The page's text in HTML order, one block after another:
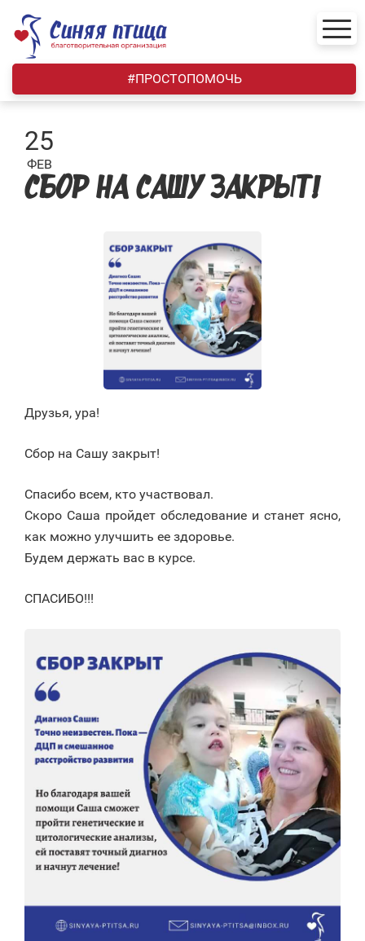
content
#ПРОСТОПОМОЧЬ
25
ФЕВ
СБОР НА САШУ ЗАКРЫТ!
Друзья, ура!
Сбор на Сашу закрыт!
Спасибо всем, кто участвовал.
Скоро Саша пройдет обследование и станет ясно,
как можно улучшить ее здоровье.
Будем держать вас в курсе.
СПАСИБО!!!